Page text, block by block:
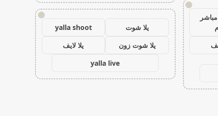
!
!
يلا شوت
yalla shoot
يلا شوت زون
يلا لايف
yalla live